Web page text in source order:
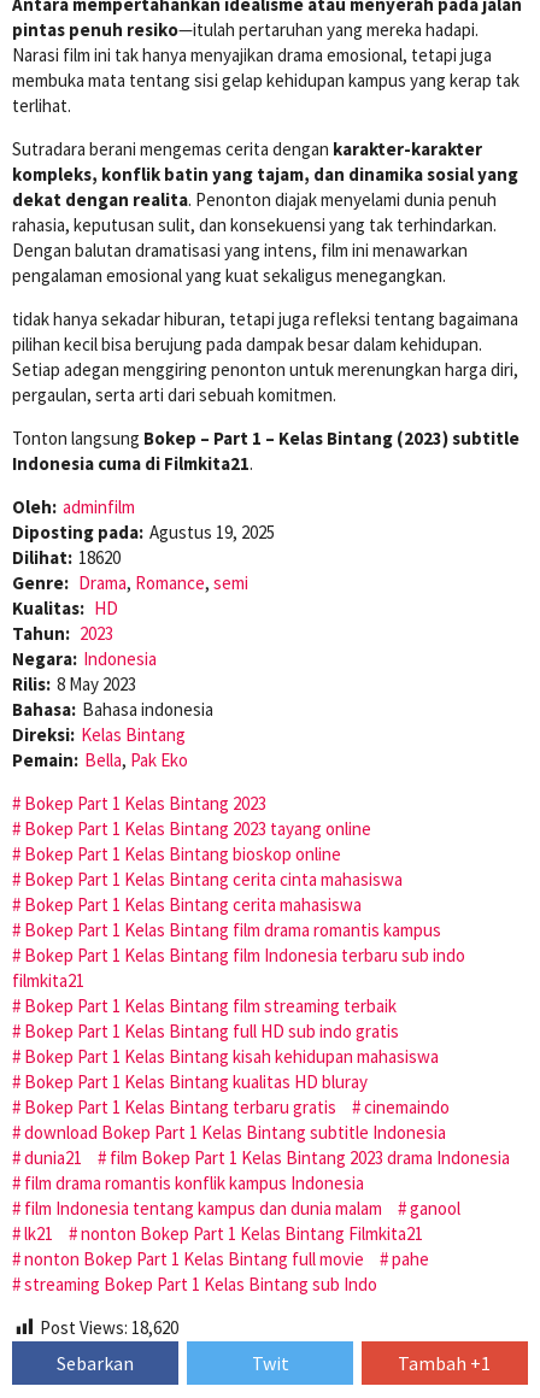
pintas penuh resiko—itulah pertaruhan yang mereka hadapi.
Narasi film ini tak hanya menyajikan drama emosional, tetapi juga
membuka mata tentang sisi gelap kehidupan kampus yang kerap tak
terlihat.
Sutradara berani mengemas cerita dengan karakter-karakter
kompleks, konflik batin yang tajam, dan dinamika sosial yang
dekat dengan realita. Penonton diajak menyelami dunia penuh
rahasia, keputusan sulit, dan konsekuensi yang tak terhindarkan.
Dengan balutan dramatisasi yang intens, film ini menawarkan
pengalaman emosional yang kuat sekaligus menegangkan.
tidak hanya sekadar hiburan, tetapi juga refleksi tentang bagaimana
pilihan kecil bisa berujung pada dampak besar dalam kehidupan.
Setiap adegan menggiring penonton untuk merenungkan harga diri,
pergaulan, serta arti dari sebuah komitmen.
Tonton langsung Bokep – Part 1 – Kelas Bintang (2023) subtitle
Indonesia cuma di Filmkita21.
Oleh: adminfilm
Diposting pada: Agustus 19, 2025
Dilihat: 18620
Genre: Drama, Romance, semi
Kualitas: HD
Tahun: 2023
Negara: Indonesia
Rilis: 8 May 2023
Bahasa: Bahasa indonesia
Direksi: Kelas Bintang
Pemain: Bella, Pak Eko
Bokep Part 1 Kelas Bintang 2023
Bokep Part 1 Kelas Bintang 2023 tayang online
Bokep Part 1 Kelas Bintang bioskop online
Bokep Part 1 Kelas Bintang cerita cinta mahasiswa
Bokep Part 1 Kelas Bintang cerita mahasiswa
Bokep Part 1 Kelas Bintang film drama romantis kampus
Bokep Part 1 Kelas Bintang film Indonesia terbaru sub indo
filmkita21
Bokep Part 1 Kelas Bintang film streaming terbaik
Bokep Part 1 Kelas Bintang full HD sub indo gratis
Bokep Part 1 Kelas Bintang kisah kehidupan mahasiswa
Bokep Part 1 Kelas Bintang kualitas HD bluray
Bokep Part 1 Kelas Bintang terbaru gratis
cinemaindo
download Bokep Part 1 Kelas Bintang subtitle Indonesia
dunia21
film Bokep Part 1 Kelas Bintang 2023 drama Indonesia
film drama romantis konflik kampus Indonesia
film Indonesia tentang kampus dan dunia malam
ganool
lk21
nonton Bokep Part 1 Kelas Bintang Filmkita21
nonton Bokep Part 1 Kelas Bintang full movie
pahe
streaming Bokep Part 1 Kelas Bintang sub Indo
Post Views: 18,620
Sebarkan Twit
Tambah +1